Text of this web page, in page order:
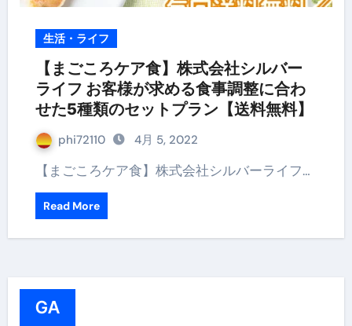
生活・ライフ
【まごころケア食】株式会社シルバー
ライフ お客様が求める食事調整に合わ
せた5種類のセットプラン【送料無料】
phi72110 4月 5, 2022
【まごころケア食】株式会社シルバーライフ…
Read More
GA